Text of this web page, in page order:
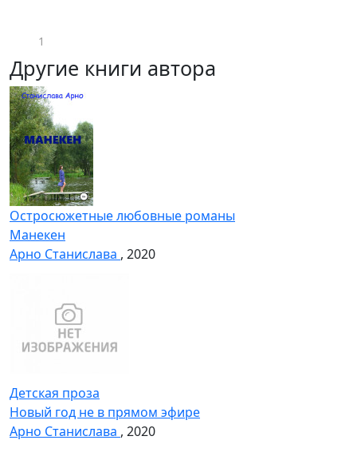
1
Другие книги автора
Остросюжетные любовные романы
Манекен
Арно Станислава , 2020
Детская проза
Новый год не в прямом эфире
Арно Станислава , 2020